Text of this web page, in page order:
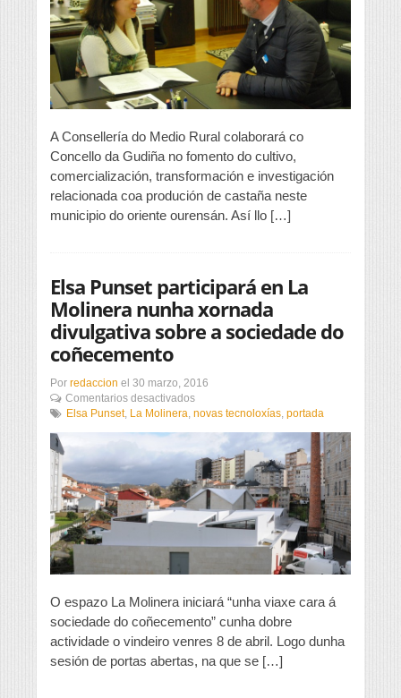
no
impulso
do
cultivo
castaña
A Consellería do Medio Rural colaborará co
Concello da Gudiña no fomento do cultivo,
comercialización, transformación e investigación
relacionada coa produción de castaña neste
municipio do oriente ourensán. Así llo […]
Elsa Punset participará en La
Molinera nunha xornada
divulgativa sobre a sociedade do
coñecemento
Por redaccion el 30 marzo, 2016
Comentarios desactivadosen
Elsa
participará
en
La
Molinera
nunha
xornada
divulgativa
sobre
do
coñecemento
Elsa Punset, La Molinera novas tecnoloxías portada
O espazo La Molinera iniciará “unha viaxe cara á
sociedade do coñecemento” cunha dobre
actividade o vindeiro venres 8 de abril. Logo dunha
sesión de portas abertas, na que se […]